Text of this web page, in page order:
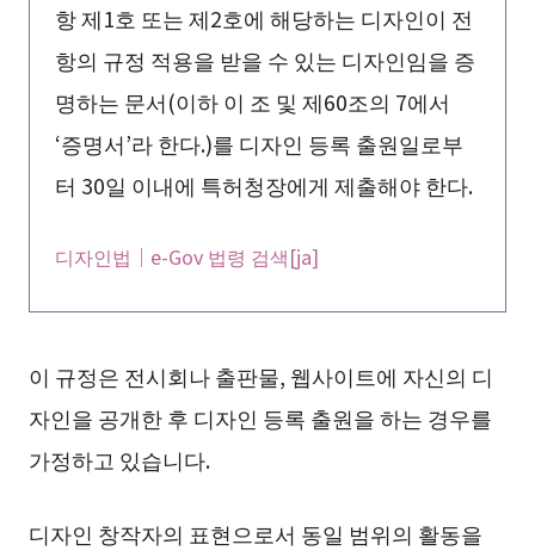
항 제1호 또는 제2호에 해당하는 디자인이 전
항의 규정 적용을 받을 수 있는 디자인임을 증
명하는 문서(이하 이 조 및 제60조의 7에서
‘증명서’라 한다.)를 디자인 등록 출원일로부
터 30일 이내에 특허청장에게 제출해야 한다.
디자인법｜e-Gov 법령 검색[ja]
이 규정은 전시회나 출판물, 웹사이트에 자신의 디
자인을 공개한 후 디자인 등록 출원을 하는 경우를
가정하고 있습니다.
디자인 창작자의 표현으로서 동일 범위의 활동을